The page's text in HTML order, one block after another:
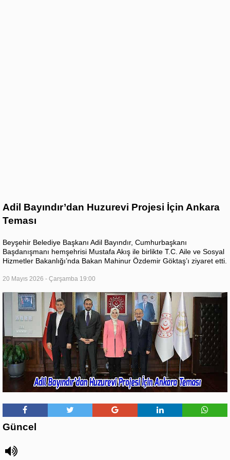
Adil Bayındır’dan Huzurevi Projesi İçin Ankara
Teması
Beyşehir Belediye Başkanı Adil Bayındır, Cumhurbaşkanı
Başdanışmanı hemşehrisi Mustafa Akış ile birlikte T.C. Aile ve Sosyal
Hizmetler Bakanlığı’nda Bakan Mahinur Özdemir Göktaş’ı ziyaret etti.
20 Mayıs 2026 - Çarşamba 19:00
Güncel